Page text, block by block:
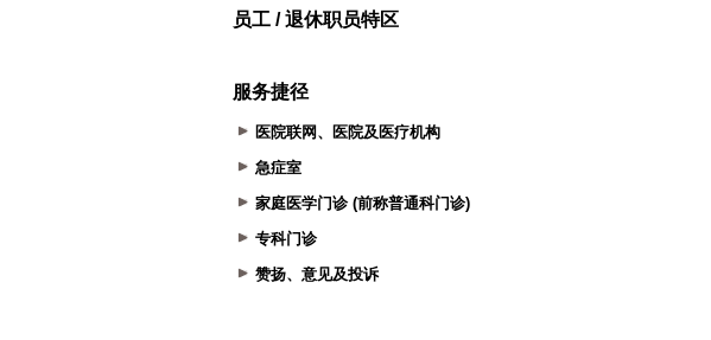
员工 / 退休职员特区
服务捷径
医院联网、医院及医疗机构
急症室
家庭医学门诊 (前称普通科门诊)
专科门诊
赞扬、意见及投诉